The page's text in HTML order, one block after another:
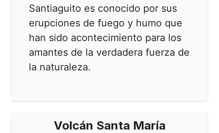
Santiaguito es conocido por sus
erupciones de fuego y humo que
han sido acontecimiento para los
amantes de la verdadera fuerza de
la naturaleza.
Volcán Santa María